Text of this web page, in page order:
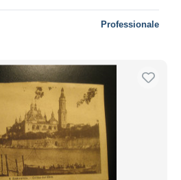
Professionale